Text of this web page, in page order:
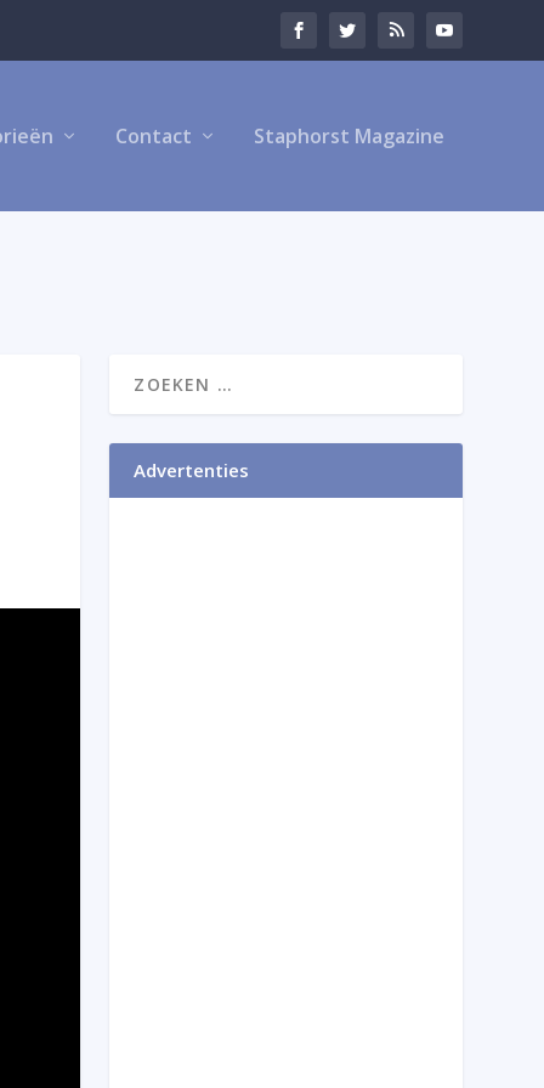
Contact Staphorst Magazine
Advertenties